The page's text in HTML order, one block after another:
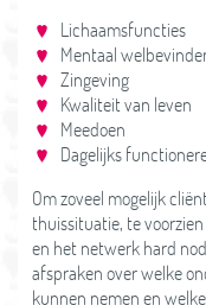
Lichaamsfuncties
Mentaal
Zingeving
Kwaliteit van leven
Meedoen
Dagelijks
Om zoveel mogelijk
thuissituatie, te
en het netwerk hard
afspraken over welke
kunnen nemen en